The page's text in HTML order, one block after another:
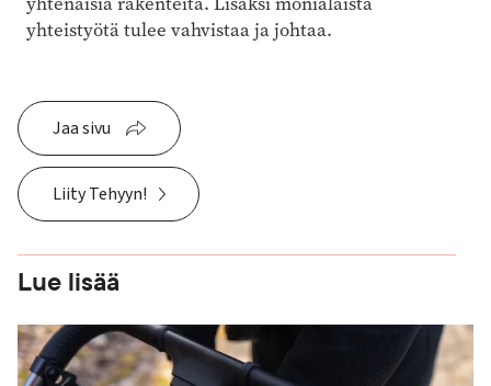
yhteistyötä tulee vahvistaa ja johtaa.
Jaa sivu
Liity Tehyyn!
Lue lisää